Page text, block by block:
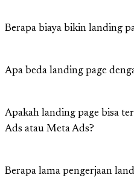
Berapa biaya bikin landing
Apa beda landing page
Apakah landing page bisa
Ads atau Meta Ads?
Berapa lama pengerjaan